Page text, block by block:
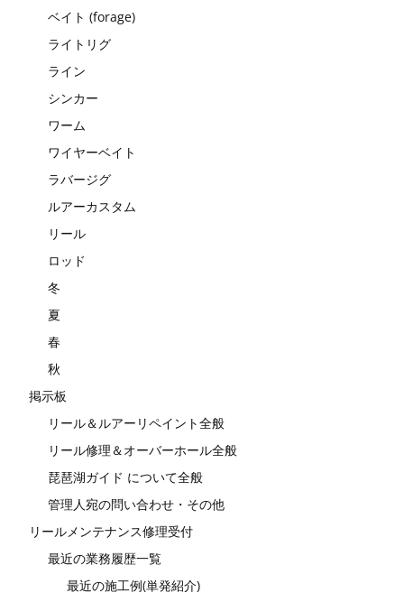
ベイト (forage)
ライトリグ
ライン
シンカー
ワーム
ワイヤーベイト
ラバージグ
ルアーカスタム
リール
ロッド
冬
夏
春
秋
掲示板
リール＆ルアーリペイント全般
リール修理＆オーバーホール全般
琵琶湖ガイド について全般
管理人宛の問い合わせ・その他
リールメンテナンス修理受付
最近の業務履歴一覧
最近の施工例(単発紹介)